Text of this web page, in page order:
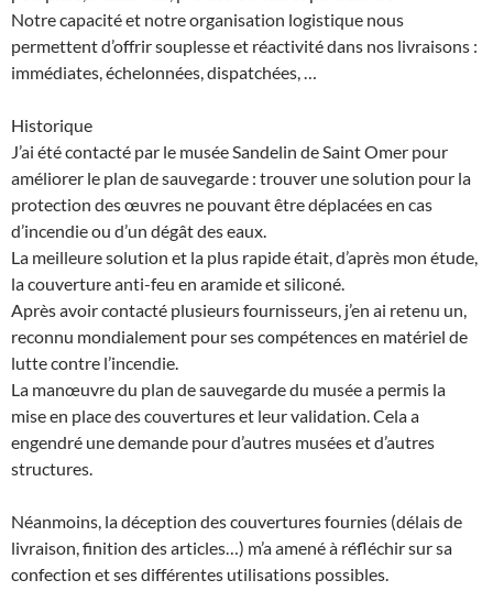
Notre capacité et notre organisation logistique nous
permettent d’offrir souplesse et réactivité dans nos livraisons :
immédiates, échelonnées, dispatchées, …
Historique
J’ai été contacté par le musée Sandelin de Saint Omer pour
améliorer le plan de sauvegarde : trouver une solution pour la
protection des œuvres ne pouvant être déplacées en cas
d’incendie ou d’un dégât des eaux.
La meilleure solution et la plus rapide était, d’après mon étude,
la couverture anti-feu en aramide et siliconé.
Après avoir contacté plusieurs fournisseurs, j’en ai retenu un,
reconnu mondialement pour ses compétences en matériel de
lutte contre l’incendie.
La manœuvre du plan de sauvegarde du musée a permis la
mise en place des couvertures et leur validation. Cela a
engendré une demande pour d’autres musées et d’autres
structures.
Néanmoins, la déception des couvertures fournies (délais de
livraison, finition des articles…) m’a amené à réfléchir sur sa
confection et ses différentes utilisations possibles.